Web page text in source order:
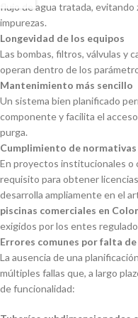
flujo de agua tratada, evitando
impurezas.
Longevidad de los equipos
Las bombas, filtros, válvulas y
operan dentro de los
Mantenimiento más sencillo
Un sistema bien planificado
componente y facilita el
purga.
Cumplimiento de normativas
En proyectos institucionales o
requisito para obtener
desarrolla ampliamente en el
piscinas comerciales en
exigidos por los entes
Errores comunes por falta
La ausencia de una
múltiples fallas que, a largo
de funcionalidad: